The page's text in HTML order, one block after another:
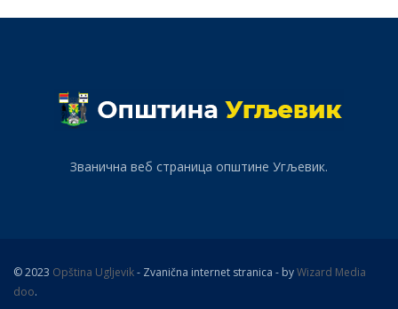
Званична веб страница општине Угљевик.
© 2023 Opština Ugljevik- Zvanična internet stranica - byWizard Media
doo.